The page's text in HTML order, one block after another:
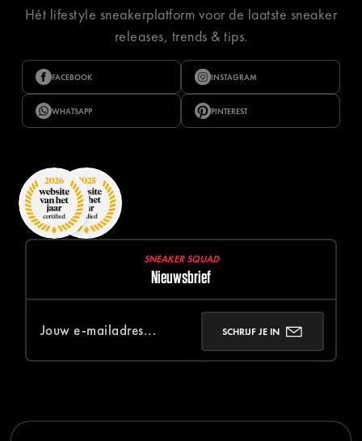
Hét lifestyle sneakerplatform voor de laatste sneaker
releases, trends & tips.
FACEBOOK INSTAGRAM
WHATSAPP PINTEREST
SNEAKER SQUAD
Nieuwsbrief
SCHRIJF JE IN